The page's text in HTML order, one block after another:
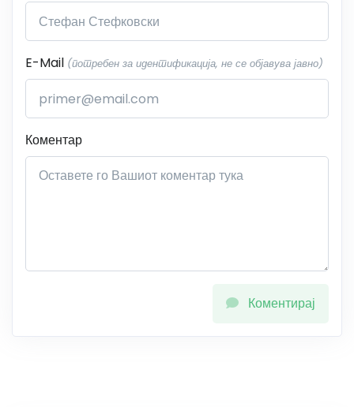
E-Mail (потребен за идентификација, не се објавува јавно)
Коментар
Коментирај